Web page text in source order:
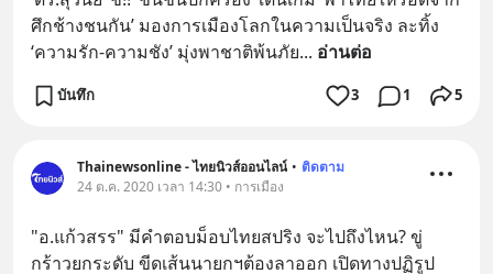
ศึกช้างชนกัน’ มองการเมืองโลกในความเป็นจริง ละทิ้ง
‘ความรัก-ความชัง’ มุ่งพาชาติพ้นภัย... อ่านต่อ
บันทึก 3 1 5
Thainewsonline - ไทยนิวส์ออนไลน์ • ติดตาม
24 ต.ค. 2020 เวลา 14:30 • การเมือง
"อ.แก้วสรร" มีคำตอบม็อบไทยสปริง จะไปถึงไหน? ขู่
กร้าวยกระดับ ขีดเส้นนายกฯต้องลาออก เปิดทางปฏิรูป